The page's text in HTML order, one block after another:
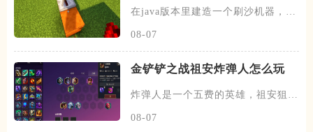
在java版本里建造一个刷沙机器，首
08-07
金铲铲之战祖安炸弹人怎么玩
炸弹人是一个五费的英雄，祖安狙神
08-07